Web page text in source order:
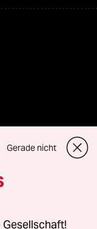
für Genehmigungen
Gerade nicht